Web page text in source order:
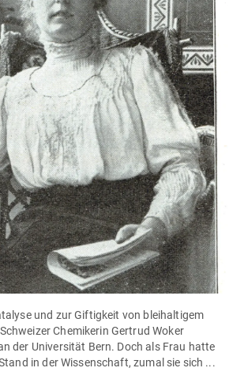
und zur Giftigkeit von bleihaltigem
Chemikerin Gertrud Woker
der Universität Bern. Doch als Frau hatte
in der Wissenschaft, zumal sie sich ...